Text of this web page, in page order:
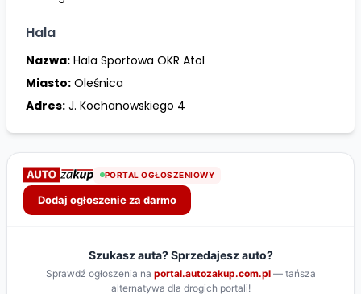
Hala
Nazwa: Hala Sportowa OKR Atol
Miasto: Oleśnica
Adres: J. Kochanowskiego 4